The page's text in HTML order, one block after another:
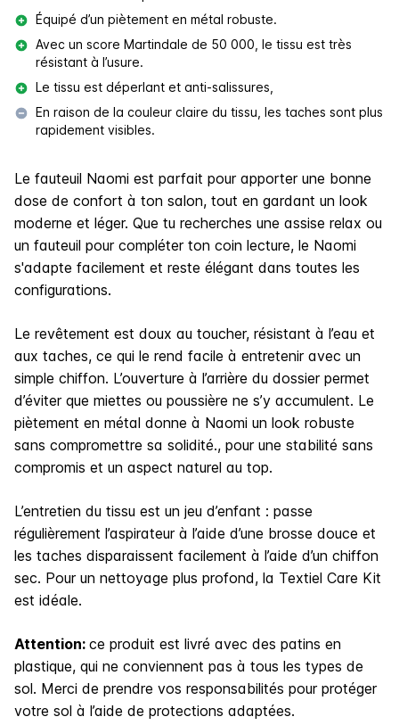
Équipé d’un piètement en métal robuste.
Avec un score Martindale de 50 000, le tissu est très
résistant à l’usure.
Le tissu est déperlant et anti-salissures,
En raison de la couleur claire du tissu, les taches sont plus
rapidement visibles.
Le fauteuil Naomi est parfait pour apporter une bonne
dose de confort à ton salon, tout en gardant un look
moderne et léger. Que tu recherches une assise relax ou
un fauteuil pour compléter ton coin lecture, le Naomi
s'adapte facilement et reste élégant dans toutes les
configurations.
Le revêtement est doux au toucher, résistant à l’eau et
aux taches, ce qui le rend facile à entretenir avec un
simple chiffon. L’ouverture à l’arrière du dossier permet
d’éviter que miettes ou poussière ne s’y accumulent. Le
piètement en métal donne à Naomi un look robuste
sans compromettre sa solidité., pour une stabilité sans
compromis et un aspect naturel au top.
L’entretien du tissu est un jeu d’enfant : passe
régulièrement l’aspirateur à l’aide d’une brosse douce et
les taches disparaissent facilement à l’aide d’un chiffon
sec. Pour un nettoyage plus profond, la Textiel Care Kit
est idéale.
Attention: ce produit est livré avec des patins en
plastique, qui ne conviennent pas à tous les types de
sol. Merci de prendre vos responsabilités pour protéger
votre sol à l’aide de protections adaptées.